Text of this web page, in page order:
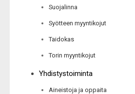
Suojalinna
Syötteen myyntikojut
Taidokas
Torin myyntikojut
Yhdistystoiminta
Aineistoja ja oppaita